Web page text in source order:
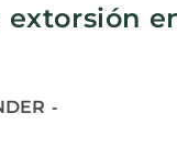
extorsión